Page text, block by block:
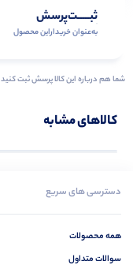
ثبـــــت‌پرسش
به‌عنوان ‌خریدار‌این‌ محصول
شما هم درباره این کالا پرسش ثبت کنید
کالاهای مشابه
دسترسی های سریع
همه محصولات
سوالات متداول